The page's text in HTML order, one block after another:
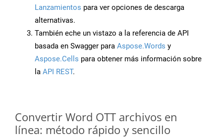
Lanzamientos para ver opciones de descarga
alternativas.
También eche un vistazo a la referencia de API
basada en Swagger para Aspose.Words y
Aspose.Cells para obtener más información sobre
la API REST.
Convertir Word OTT archivos en
línea: método rápido y sencillo